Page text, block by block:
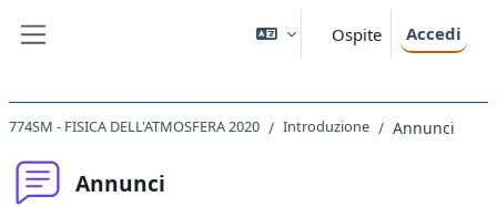
Ospite Accedi
774SM - FISICA DELL'ATMOSFERA 2020 Introduzione Annunci
Annunci